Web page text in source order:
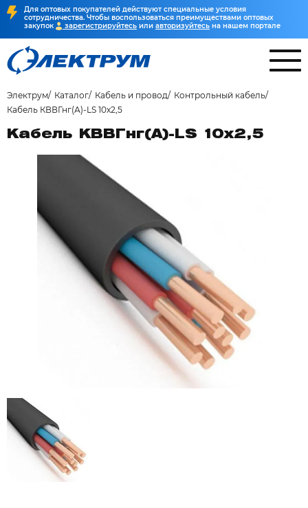
Для оптовых покупателей действуют специальные условия
сотрудничества. Чтобы воспользоваться преимуществами оптовых
закупок
зарегистрируйтесь или авторизуйтесь на нашем портале
Электрум Каталог Кабель и провод
Контрольный кабель
Кабель КВВГнг(А)-LS 10х2,5
Кабель КВВГнг(А)-LS 10х2,5